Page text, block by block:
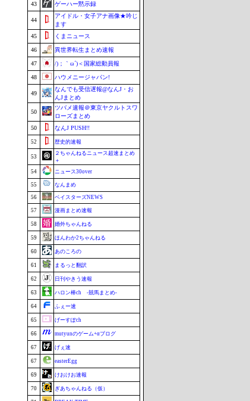
43
ゲーハー黙示録
44
アイドル・女子アナ画像★吟じ
ます
45
くまニュース
46 異世界転生まとめ速報
47 /)；｀ω´)＜国家総動員報
48 ハウメニージャパン!
49
なんでも受信遅報@なんJ・お
んJまとめ
50
ツバメ速報＠東京ヤクルトスワ
ローズまとめ
50
なんJ PUSH!!
52 歴史的速報
53
２ちゃんねるニュース超速まとめ
＋
54
ニュース30over
55 なんまめ
56 ベイスターズNEWS
57 漫画まとめ速報
58 婚外ちゃんねる
59 ほんわか2ちゃんねる
60 あのころの
61 まるっと翻訳
62 日刊やきう速報
63 ハロン棒ch -競馬まとめ-
64 ふぇー速
65 げーすぽch
66 mutyunのゲーム+αブログ
67 げぇ速
67 easterEgg
69 けおけお速報
70 ぎあちゃんねる（仮）